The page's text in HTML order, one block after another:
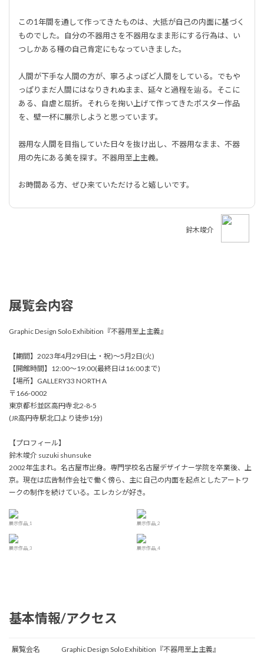
この1年間を通して作ってきたものは、大抵が自己の内面に基づく
ものでした。自分の不器用さを不器用なまま形にする行為は、い
つしかある種の自己肯定にもなっていきました。
人間が下手な人間の方が、寧ろよっぽど人間をしている。でもや
っぱりまだ人間にはなりきれぬまま、延々と過程を辿る。そこに
ある、自虐と屈折。それらを掬い上げて作ってきたポスター作品
を、壁一杯に展示しようと思っています。
器用な人間を目指していた日々を抜け出し、不器用なまま、不器
用の先にある美を探す。不器用至上主義。
お時間ある方、ぜひ来ていただけると嬉しいです。
鈴木竣介
展覧会内容
Graphic Design Solo Exhibition『不器用至上主義』
【期間】2023年4月29日(土・祝)〜5月2日(火)
【開館時間】12:00〜19:00(最終日は16:00まで)
【場所】GALLERY33 NORTH A
〒166-0002
東京都杉並区高円寺北2-8-5
(JR高円寺駅北口より徒歩1分)
【プロフィール】
鈴木竣介 suzuki shunsuke
2002年生まれ。名古屋市出身。専門学校名古屋デザイナー学院を卒業後、上
京。現在は広告制作会社で働く傍ら、主に自己の内面を起点としたアートワ
ークの制作を続けている。エレカシが好き。
展示作品_1 展示作品_2
展示作品_3 展示作品_4
基本情報/アクセス
展覧会名 Graphic Design Solo Exhibition『不器用至上主義』